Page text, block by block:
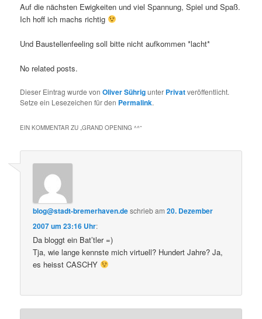
Auf die nächsten Ewigkeiten und viel Spannung, Spiel und Spaß.
Ich hoff ich machs richtig
Und Baustellenfeeling soll bitte nicht aufkommen *lacht*
No related posts.
Dieser Eintrag wurde vonOliver Sührigunter Privatveröffentlicht.
Setze ein Lesezeichen für den Permalink.
EIN KOMMENTAR ZU „GRAND OPENING ^^“
blog@stadt-bremerhaven.deschriebam20. Dezember
2007 um 23:16 Uhr:
Da bloggt ein Bat’tler =)
Tja, wie lange kennste mich virtuell? Hundert Jahre? Ja,
es heisst CASCHY